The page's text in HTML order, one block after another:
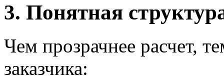
3. Понятная
Чем прозрачнее расчет,
заказчика: